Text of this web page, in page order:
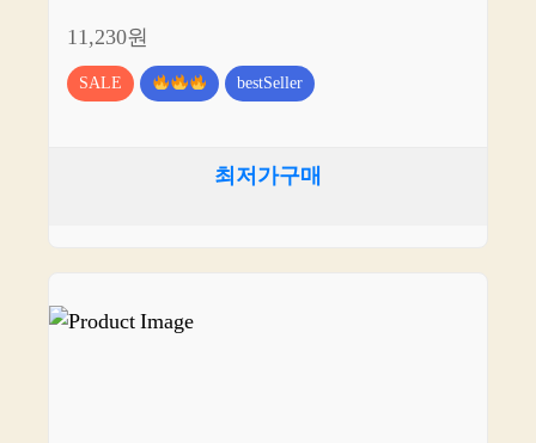
11,230원
SALE bestSeller
최저가구매